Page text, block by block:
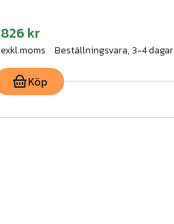
826 kr
exkl.moms Beställningsvara, 3-4 dagar
Köp